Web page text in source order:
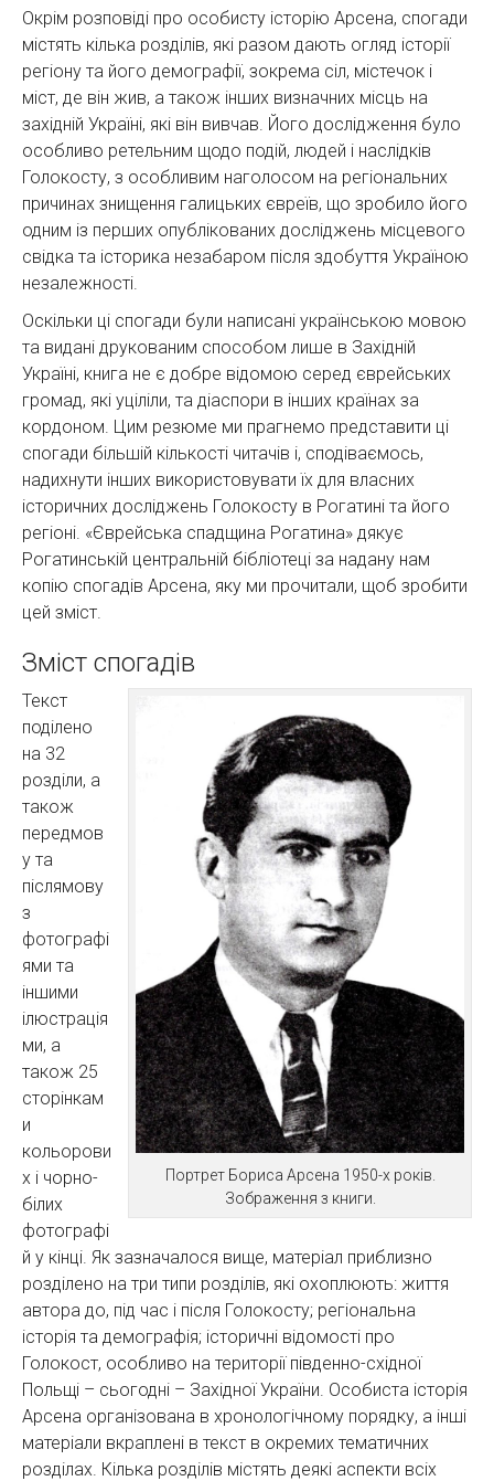
Окрім розповіді про особисту історію Арсена, спогади
містять кілька розділів, які разом дають огляд історії
регіону та його демографії, зокрема сіл, містечок і
міст, де він жив, а також інших визначних місць на
західній Україні, які він вивчав. Його дослідження було
особливо ретельним щодо подій, людей і наслідків
Голокосту, з особливим наголосом на регіональних
причинах знищення галицьких євреїв, що зробило його
одним із перших опублікованих досліджень місцевого
свідка та історика незабаром після здобуття Україною
незалежності.
Оскільки ці спогади були написані українською мовою
та видані друкованим способом лише в Західній
Україні, книга не є добре відомою серед єврейських
громад, які уціліли, та діаспори в інших країнах за
кордоном. Цим резюме ми прагнемо представити ці
спогади більшій кількості читачів і, сподіваємось,
надихнути інших використовувати їх для власних
історичних досліджень Голокосту в Рогатині та його
регіоні. «Єврейська спадщина Рогатина» дякує
Рогатинській центральній бібліотеці за надану нам
копію спогадів Арсена, яку ми прочитали, щоб зробити
цей зміст.
Зміст спогадів
Портрет Бориса Арсена 1950-х років.
Зображення з книги.
Текст
поділено
на 32
розділи, а
також
передмов
у та
післямову
з
фотографі
ями та
іншими
ілюстрація
ми, а
також 25
сторінкам
и
кольорови
х і чорно-
білих
фотографі
й у кінці. Як зазначалося вище, матеріал приблизно
розділено на три типи розділів, які охоплюють: життя
автора до, під час і після Голокосту; регіональна
історія та демографія; історичні відомості про
Голокост, особливо на території південно-східної
Польщі – сьогодні – Західної України. Особиста історія
Арсена організована в хронологічному порядку, а інші
матеріали вкраплені в текст в окремих тематичних
розділах. Кілька розділів містять деякі аспекти всіх